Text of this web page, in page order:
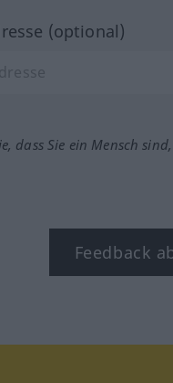
(optional)
dass Sie ein Mensch
Feedback